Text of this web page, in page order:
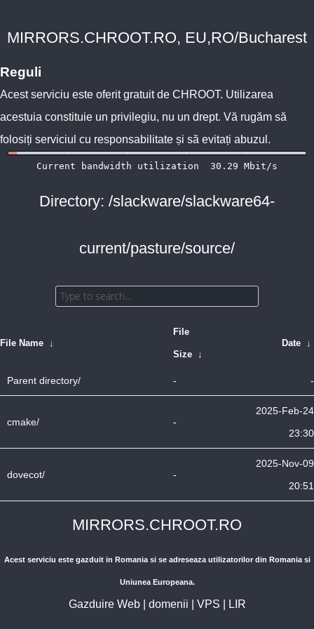
MIRRORS.CHROOT.RO, EU,RO/Bucharest
Reguli
Acest serviciu este oferit gratuit de CHROOT. Utilizarea
acestuia constituie un privilegiu, nu un drept. Vă rugăm să
folosiți serviciul cu responsabilitate și să evitați abuzul.
Directory: /slackware/slackware64-
current/pasture/source/
File Name ↓
File
Size ↓
Date ↓
Parent directory/ - -
cmake/ -
2025-Feb-24
23:30
dovecot/ -
2025-Nov-09
20:51
MIRRORS.CHROOT.RO
Acest serviciu este gazduit in Romania si se adreseaza utilizatorilor din Romania si
Uniunea Europeana.
Gazduire Web| domenii VPS LIR